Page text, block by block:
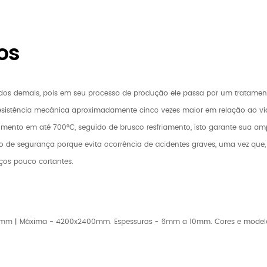
demais, pois em seu processo de produção ele passa por um
mecânica aproximadamente cinco vezes maior em relação ao
em até 700°C, seguido de brusco resfriamento, isto garante sua
de segurança porque evita ocorrência de acidentes graves, uma vez
pouco cortantes.
| Máxima - 4200x2400mm. Espessuras - 6mm a 10mm. Cores e